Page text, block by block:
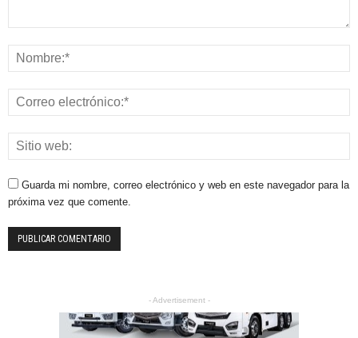
Guarda mi nombre, correo electrónico y web en este navegador para la
próxima vez que comente.
- Advertisement -